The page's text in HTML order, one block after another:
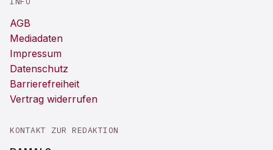
AGB
Mediadaten
Impressum
Datenschutz
Barrierefreiheit
Vertrag widerrufen
KONTAKT ZUR REDAKTION